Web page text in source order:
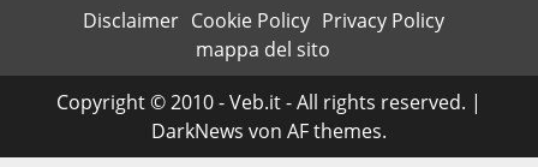
Disclaimer Cookie Policy Privacy Policy
mappa del sito
Copyright © 2010 - Veb.it - All rights reserved. |
DarkNews von AF themes.